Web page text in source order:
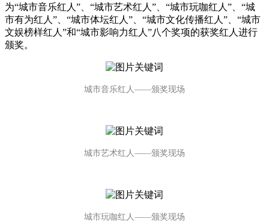
为“城市音乐红人”、“城市艺术红人”、“城市玩咖红人”、“城
市有为红人”、“城市体坛红人”、“城市文化传播红人”、“城市
文娱榜样红人”和“城市影响力红人”八个奖项的获奖红人进行
颁奖。
城市音乐红人——颁奖现场
城市艺术红人——颁奖现场
城市玩咖红人——颁奖现场